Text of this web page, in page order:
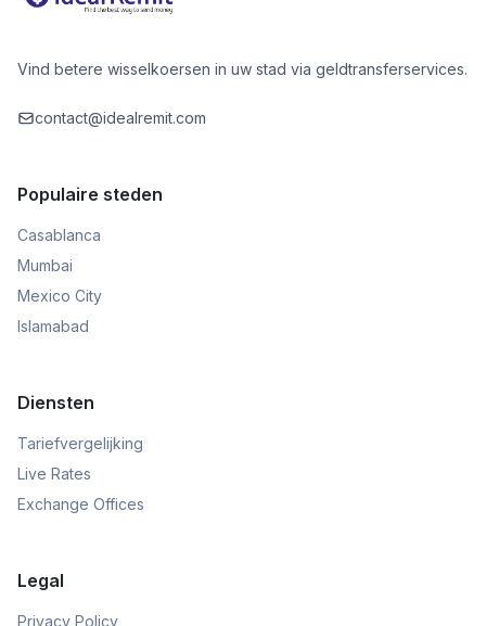
Vind betere wisselkoersen in uw stad via geldtransferservices.
contact@idealremit.com
Populaire steden
Casablanca
Mumbai
Mexico City
Islamabad
Diensten
Tariefvergelijking
Live Rates
Exchange Offices
Legal
Privacy Policy